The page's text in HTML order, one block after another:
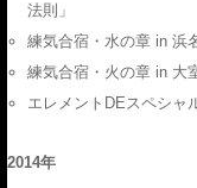
法則」
練気合宿・水の章 in 浜
練気合宿・火の章 in 大
エレメントDEスペシ
2014年